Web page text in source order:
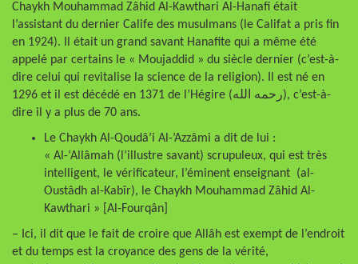
Chaykh Mouhammad Zâhid Al-Kawthari Al-Hanafi était
l’assistant du dernier Calife des musulmans (le Califat a pris fin
en 1924). Il était un grand savant Hanafite qui a même été
appelé par certains le « Moujaddid » du siècle dernier (c’est-à-
dire celui qui revitalise la science de la religion). Il est né en
1296 et il est décédé en 1371 de l’Hégire (رحمه الله), c’est-à-
dire il y a plus de 70 ans.
Le Chaykh Al-Qoudâ’i Al-’Azzâmi a dit de lui :
« Al-‘Allâmah (l’illustre savant) scrupuleux, qui est très
intelligent, le vérificateur, l’éminent enseignant (al-
Oustâdh al-Kabîr), le Chaykh Mouhammad Zâhid Al-
Kawthari » [Al-Fourqân]
– Ici, il dit que le fait de croire que Allâh est exempt de l’endroit
et du temps est la croyance des gens de la vérité,